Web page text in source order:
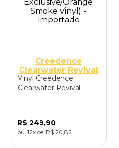
Creedence
Clearwater Revival
Vinyl Creedence
Clearwater Revival -
Exclusive/Orange
Smoke Vinyl) -
Importado
R$ 249,90
12 R$ 20 82